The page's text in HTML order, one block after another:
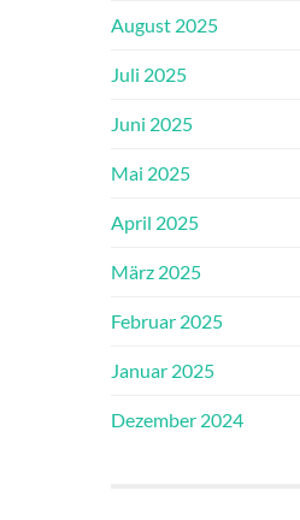
August 2025
Juli 2025
Juni 2025
Mai 2025
April 2025
März 2025
Februar 2025
Januar 2025
Dezember 2024